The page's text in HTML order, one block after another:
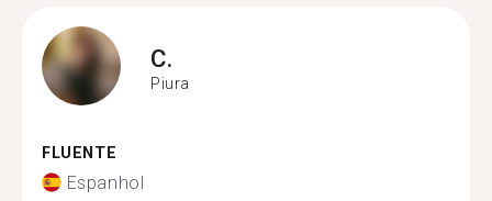
C.
Piura
FLUENTE
Espanhol